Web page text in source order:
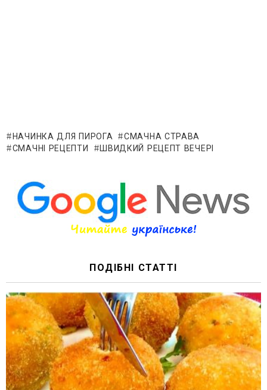
НАЧИНКА ДЛЯ ПИРОГА
СМАЧНА СТРАВА
СМАЧНІ РЕЦЕПТИ
ШВИДКИЙ РЕЦЕПТ ВЕЧЕРІ
ПОДІБНІ СТАТТІ